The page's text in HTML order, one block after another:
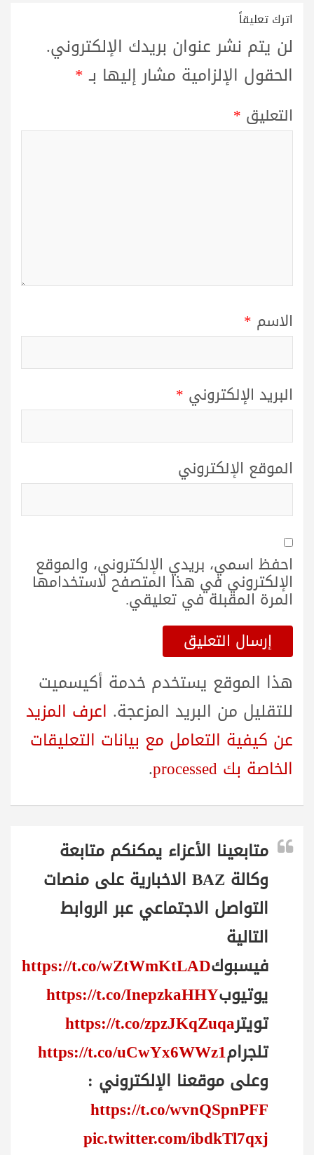
اترك تعليقاً
لن يتم نشر عنوان بريدك الإلكتروني.
الحقول الإلزامية مشار إليها بـ*
التعليق *
الاسم *
البريد الإلكتروني *
الموقع الإلكتروني
احفظ اسمي، بريدي الإلكتروني، والموقع
الإلكتروني في هذا المتصفح لاستخدامها
المرة المقبلة في تعليقي.
هذا الموقع يستخدم خدمة أكيسميت
للتقليل من البريد المزعجة. اعرف المزيد
عن كيفية التعامل مع بيانات التعليقات
الخاصة بك processed
.
متابعينا الأعزاء يمكنكم متابعة
وكالة BAZ الاخبارية على منصات
التواصل الاجتماعي عبر الروابط
التالية
فيسبوكhttps://t.co/wZtWmKtLAD
يوتيوبhttps://t.co/InepzkaHHY
تويترhttps://t.co/zpzJKqZuqa
تلجرامhttps://t.co/uCwYx6WWz1
وعلى موقعنا الإلكتروني :
https://t.co/wvnQSpnPFF
pic.twitter.com/ibdkTl7qxj